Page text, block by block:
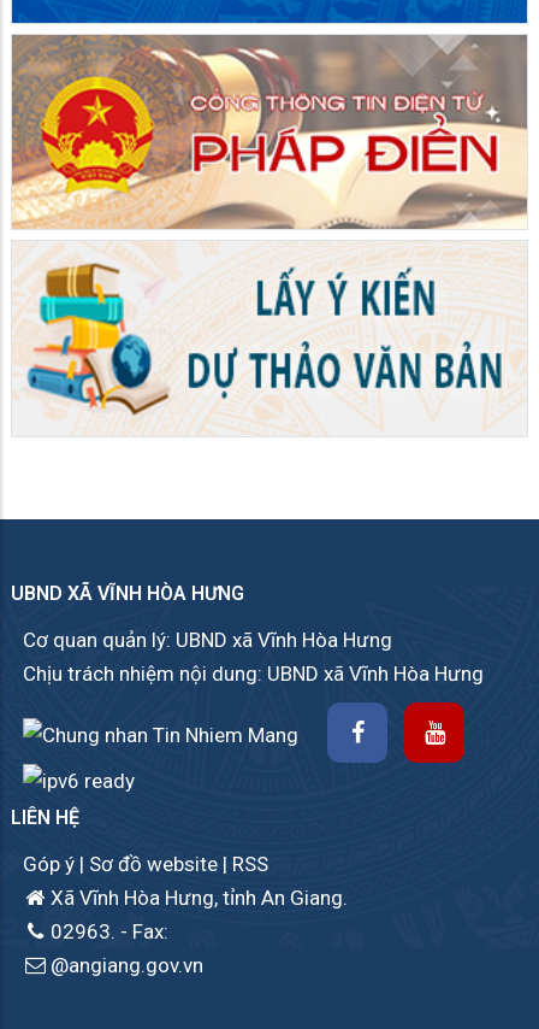
UBND XÃ VĨNH HÒA HƯNG
Cơ quan quản lý: UBND xã Vĩnh Hòa Hưng
Chịu trách nhiệm nội dung: UBND xã Vĩnh Hòa Hưng
LIÊN HỆ
Góp ý | Sơ đồ website | RSS
Xã Vĩnh Hòa Hưng, tỉnh An Giang.
02963. - Fax:
@angiang.gov.vn